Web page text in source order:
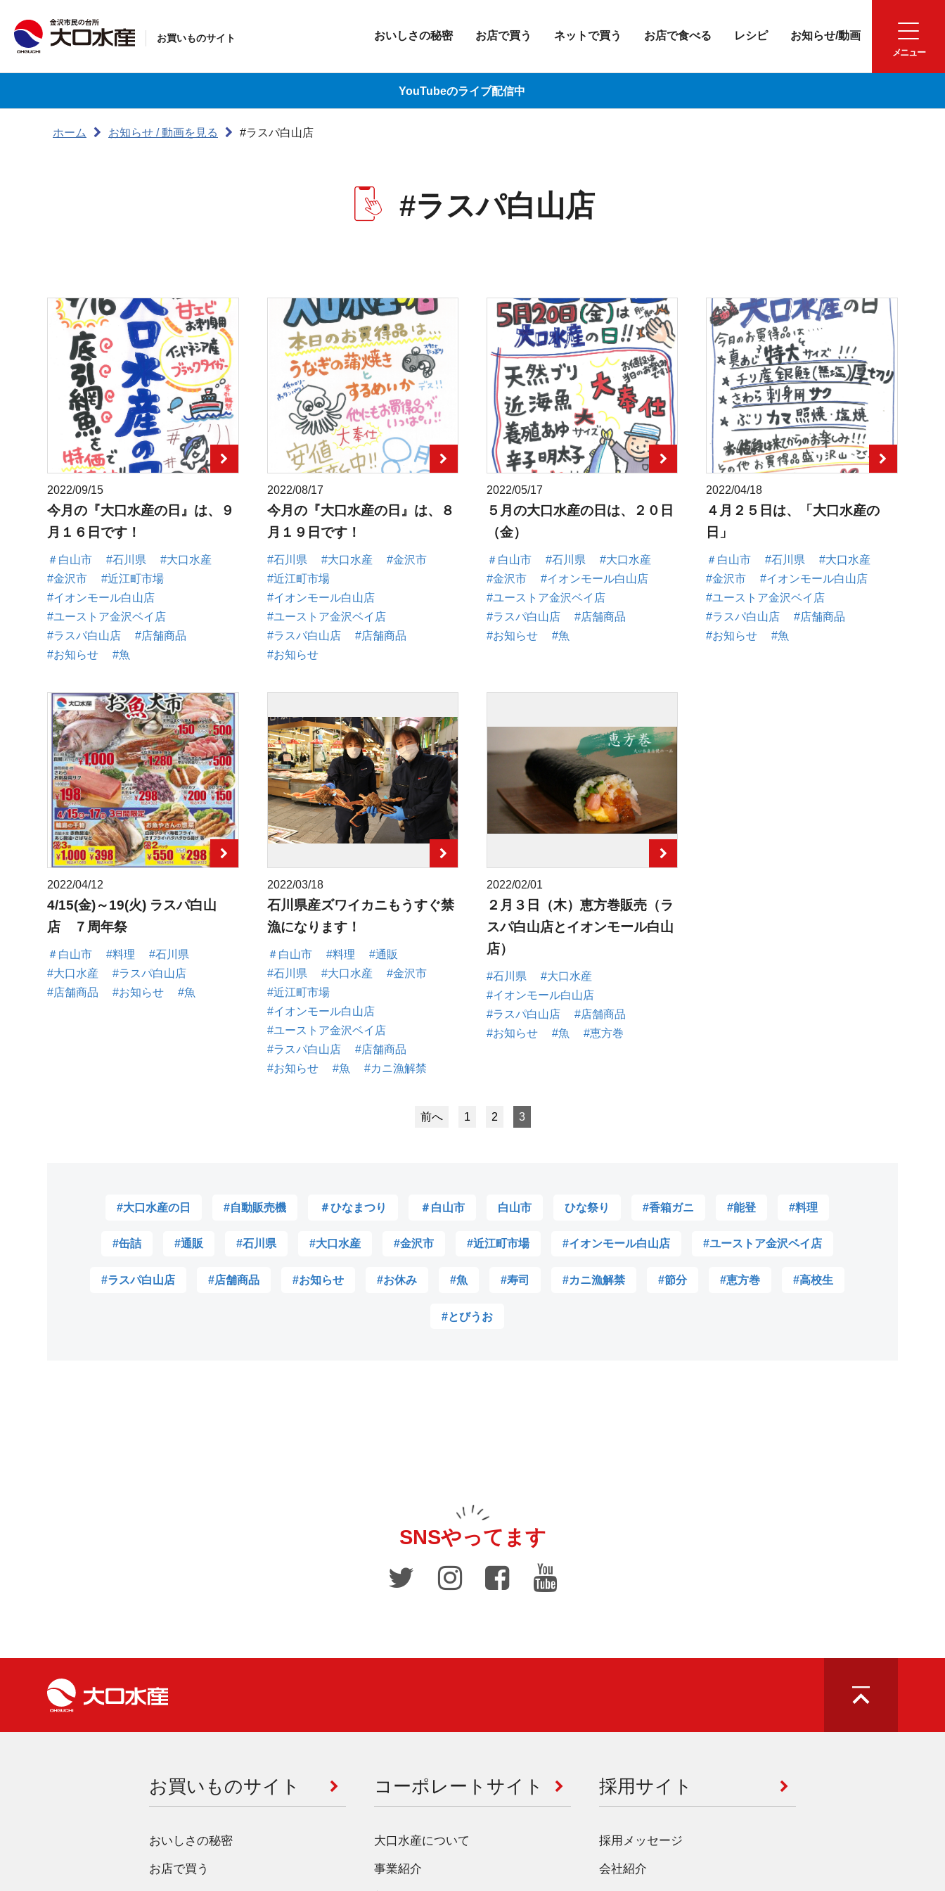
お買いものサイト おいしさの秘密 お店で買う ネットで買う お店で食べる レシピ お知らせ/動画
YouTubeのライブ配信中
ホーム お知らせ / 動画を見る #ラスパ白山店
#ラスパ白山店
2022/09/15
今月の『大口水産の日』は、９
月１６日です！
＃白山市 #石川県
#大口水産
#金沢市
#近江町市場
#イオンモール白山店
#ユーストア金沢ベイ店
#ラスパ白山店
#店舗商品
#お知らせ
#魚
2022/08/17
今月の『大口水産の日』は、８
月１９日です！
#石川県 #大口水産
#金沢市
#近江町市場
#イオンモール白山店
#ユーストア金沢ベイ店
#ラスパ白山店
#店舗商品
#お知らせ
2022/05/17
５月の大口水産の日は、２０日
（金）
＃白山市 #石川県
#大口水産
#金沢市
#イオンモール白山店
#ユーストア金沢ベイ店
#ラスパ白山店
#店舗商品
#お知らせ
#魚
2022/04/18
４月２５日は、「大口水産の
日」
＃白山市 #石川県
#大口水産
#金沢市
#イオンモール白山店
#ユーストア金沢ベイ店
#ラスパ白山店
#店舗商品
#お知らせ
#魚
2022/04/12
4/15(金)～19(火) ラスパ白山
店 ７周年祭
＃白山市 #料理
#石川県
#大口水産
#ラスパ白山店
#店舗商品
#お知らせ #魚
2022/03/18
石川県産ズワイカニもうすぐ禁
漁になります！
＃白山市 #料理
#通販
#石川県
#大口水産
#金沢市
#近江町市場
#イオンモール白山店
#ユーストア金沢ベイ店
#ラスパ白山店
#店舗商品
#お知らせ
#魚 #カニ漁解禁
2022/02/01
２月３日（木）恵方巻販売（ラ
スパ白山店とイオンモール白山
店）
#石川県
#大口水産
#イオンモール白山店
#ラスパ白山店
#店舗商品
#お知らせ
#魚 #恵方巻
前へ 1 2 3
#大口水産の日 #自動販売機 ＃ひなまつり ＃白山市 白山市 ひな祭り #香箱ガニ #能登 #料理
#缶詰 #通販 #石川県 #大口水産 #金沢市 #近江町市場 #イオンモール白山店 #ユーストア金沢ベイ店
#ラスパ白山店 #店舗商品 #お知らせ #お休み #魚 #寿司 #カニ漁解禁 #節分 #恵方巻 #高校生
#とびうお
SNSやってます
お買いものサイト
おいしさの秘密
お店で買う
コーポレートサイト
大口水産について
事業紹介
採用サイト
採用メッセージ
会社紹介